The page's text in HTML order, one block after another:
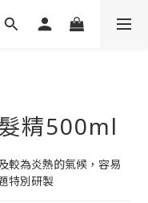
精500ml
較為炎熱的氣候，容易
特別研製